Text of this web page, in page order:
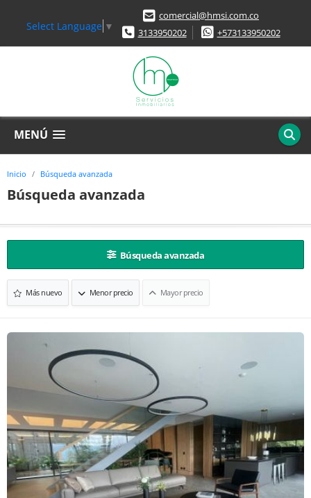
Select Language ▼
comercial@hmsi.com.co
3133950202
+573133950202
MENÚ
Inicio Búsqueda avanzada
Búsqueda avanzada
Búsqueda avanzada
Más nuevo Menor precio Mayor precio